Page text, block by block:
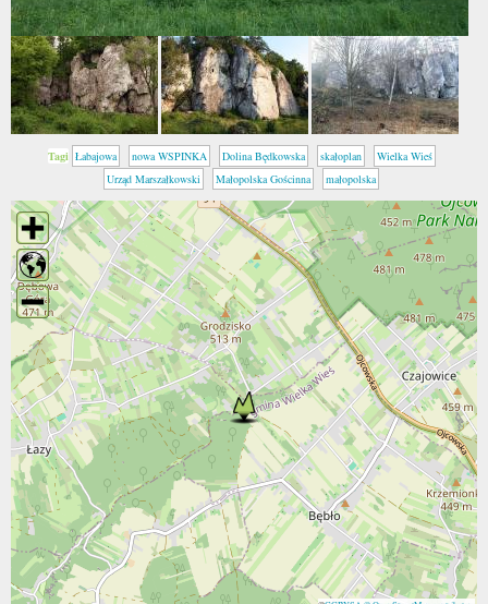
Tagi Łabajowa nowa WSPINKA Dolina Będkowska skałoplan
Wielka Wieś
Urząd Marszałkowski
Małopolska Gościnna małopolska